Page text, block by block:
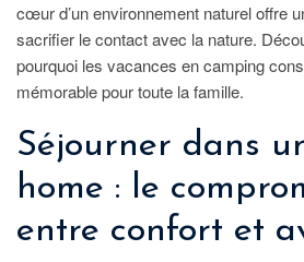
cœur d’un environnement naturel offre
sacrifier le contact avec la nature.
pourquoi les vacances en camping
mémorable pour toute la famille.
Séjourner dans
home : le
entre confort et